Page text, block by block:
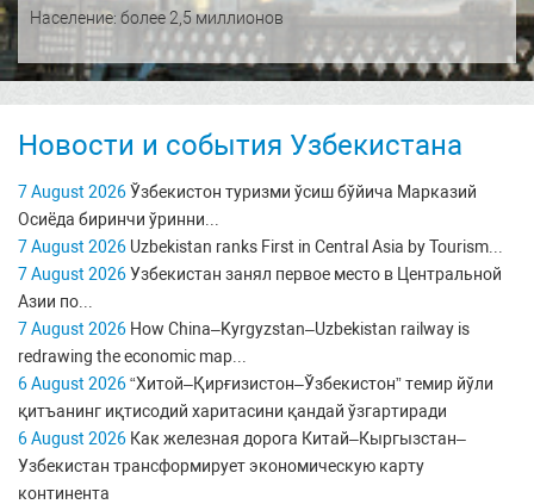
Население: более 2,5 миллионов
Новости и события Узбекистана
7 August 2026Ўзбекистон туризми ўсиш бўйича Марказий
Осиёда биринчи ўринни...
7 August 2026 Uzbekistan ranks First in Central Asia by Tourism...
7 August 2026Узбекистан занял первое место в Центральной
Азии по...
7 August 2026 How China–Kyrgyzstan–Uzbekistan railway is
redrawing the economic map...
6 August 2026“Хитой–Қирғизистон–Ўзбекистон” темир йўли
қитъанинг иқтисодий харитасини қандай ўзгартиради
6 August 2026 Как железная дорога Китай–Кыргызстан–
Узбекистан трансформирует экономическую карту
континента